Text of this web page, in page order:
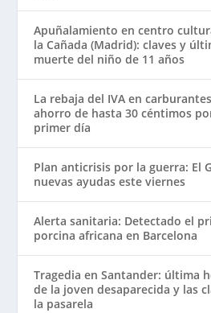
Apuñalamiento en centro
la Cañada (Madrid): claves y
muerte del niño de 11 años
La rebaja del IVA en
ahorro de hasta 30 céntimos
primer día
Plan anticrisis por la guerra: El
nuevas ayudas este viernes
Alerta sanitaria: Detectado el
porcina africana en Barcelona
Tragedia en Santander: última
de la joven desaparecida y las
la pasarela